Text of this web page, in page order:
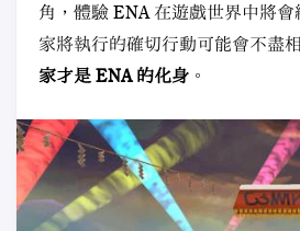
角，體驗 ENA 在遊戲世界中將
家將執行的確切行動可能會不盡
家才是 ENA 的化身 。